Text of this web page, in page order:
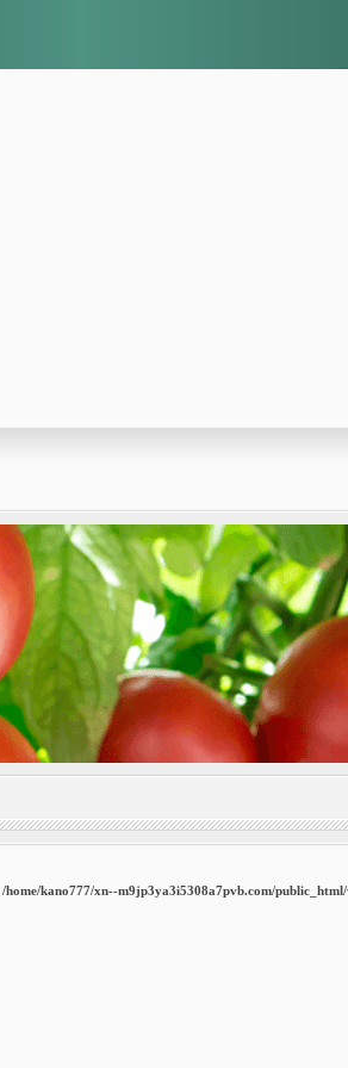
/home/kano777/xn--m9jp3ya3i5308a7pvb.com/